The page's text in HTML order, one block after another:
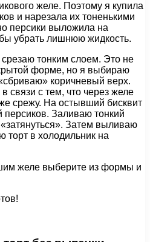
желе. Поэтому я купила
и нарезала их тоненькими
персики выложила на
убрать лишнюю жидкость.
тонким слоем. Это не
форме, но я выбираю
коричневый верх.
связи с тем, что через желе
срежу. На остывший бисквит
Заливаю тонкий
Затем выливаю
торт в холодильник на
желе выберите из формы и